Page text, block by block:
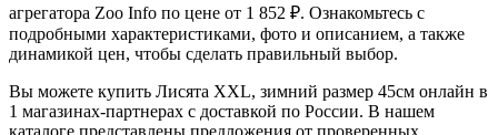
агрегатора Zoo Info по цене от 1 852 ₽. Ознакомьтесь с
подробными характеристиками, фото и описанием, а также
динамикой цен, чтобы сделать правильный выбор.
Вы можете купить Лисята XXL, зимний размер 45см онлайн в
1 магазинах-партнерах с доставкой по России. В нашем